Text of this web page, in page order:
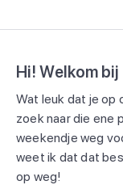
Hi! Welkom
Wat leuk dat je op
zoek naar die ene
weekendje weg
weet ik dat dat
op weg!